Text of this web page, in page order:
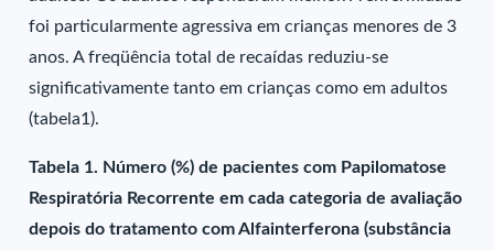
foi particularmente agressiva em crianças menores de 3
anos. A freqüência total de recaídas reduziu-se
significativamente tanto em crianças como em adultos
(tabela1).
Tabela 1. Número (%) de pacientes com Papilomatose
Respiratória Recorrente em cada categoria de avaliação
depois do tratamento com Alfainterferona (substância